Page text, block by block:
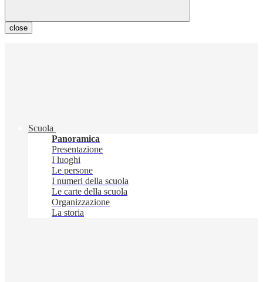
close
Scuola
Panoramica
Presentazione
I luoghi
Le persone
I numeri della scuola
Le carte della scuola
Organizzazione
La storia